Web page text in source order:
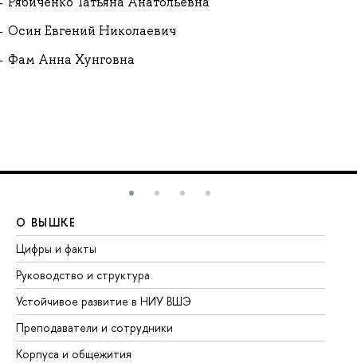
Осин Евгений Николаевич
Фам Анна Хунговна
О ВЫШКЕ
Цифры и факты
Руководство и структура
Устойчивое развитие в НИУ ВШЭ
Преподаватели и сотрудники
Корпуса и общежития